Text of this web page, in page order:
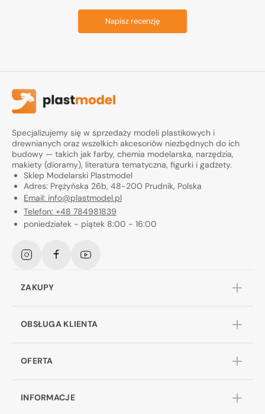
Napisz recenzję
Specjalizujemy się w sprzedaży modeli plastikowych i
drewnianych oraz wszelkich akcesoriów niezbędnych do ich
budowy — takich jak farby, chemia modelarska, narzędzia,
makiety (dioramy), literatura tematyczna, figurki i gadżety.
Sklep Modelarski Plastmodel
Adres: Prężyńska 26b, 48-200 Prudnik, Polska
Email: info@plastmodel.pl
Telefon: +48 784981839
poniedziałek - piątek 8:00 - 16:00
InstagramFacebookYouTube
ZAKUPY
OBSŁUGA KLIENTA
OFERTA
INFORMACJE